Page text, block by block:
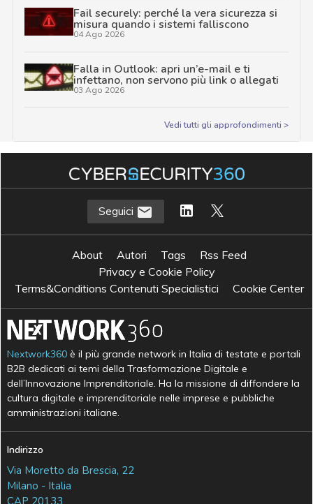
Fail securely: perché la vera sicurezza si
misura quando i sistemi falliscono
04 Ago 2026
Falla in Outlook: apri un’e-mail e ti
infettano, non servono più link o allegati
03 Ago 2026
Vedi tutti gli approfondimenti >
Seguici
About Autori Tags
Rss Feed
Privacy e Cookie Policy
Terms&Conditions Contenuti Specialistici
Cookie Center
Nextwork360 è il più grande network in Italia di testate e portali
B2B dedicati ai temi della Trasformazione Digitale e
dell’Innovazione Imprenditoriale. Ha la missione di diffondere la
cultura digitale e imprenditoriale nelle imprese e pubbliche
amministrazioni italiane.
Indirizzo
Via Moretto da Brescia, 22
Milano - Italia
CAP 20133